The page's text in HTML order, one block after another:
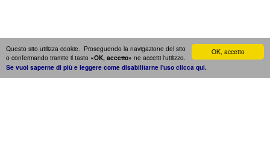
OK, accetto
Questo sito utilizza cookie. Proseguendo la navigazione del sito
o confermando tramite il tasto «OK, accetto» ne accetti l'utilizzo.
Se vuoi saperne di più e leggere come disabilitarne l'uso clicca qui.